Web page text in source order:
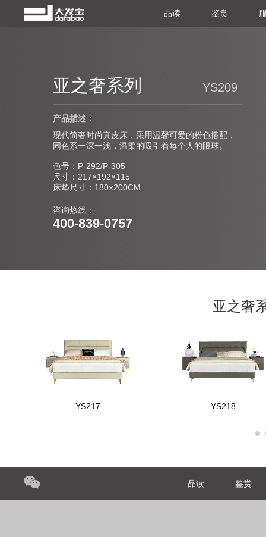
品读 鉴赏
亚之奢系列 YS209
产品描述：
现代简奢时尚真皮床，采用温馨可爱的粉色搭配，
同色系一深一浅，温柔的吸引着每个人的眼球。
色号：P-292/P-305
尺寸：217×192×115
床垫尺寸：180×200CM
咨询热线：
400-839-0757
亚之奢
YS217 YS218
品读 鉴赏